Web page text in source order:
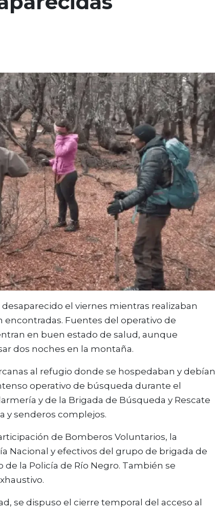
el viernes mientras realizaban
encontradas. Fuentes del operativo de
en buen estado de salud, aunque
dos noches en la montaña.
al refugio donde se hospedaban y debían
operativo de búsqueda durante el
y de la Brigada de Búsqueda y Rescate
y senderos complejos.
de Bomberos Voluntarios, la
Nacional y efectivos del grupo de brigada de
la Policía de Río Negro. También se
se dispuso el cierre temporal del acceso al